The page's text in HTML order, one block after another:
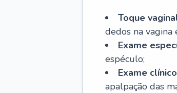
Toque
dedos na vagina
Exame
espéculo;
Exame
apalpação das